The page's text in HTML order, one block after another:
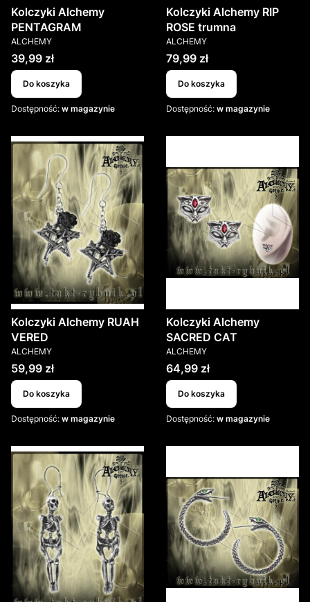
Kolczyki Alchemy
PENTAGRAM
PRODUCENT
ALCHEMY
Cena
39,99 zł
Do koszyka
Dostępność: w magazynie
Kolczyki Alchemy RIP
ROSE trumna
PRODUCENT
ALCHEMY
Cena
79,99 zł
Do koszyka
Dostępność: w magazynie
Kolczyki Alchemy RUAH
VERED
PRODUCENT
ALCHEMY
Cena
59,99 zł
Do koszyka
Dostępność: w magazynie
Kolczyki Alchemy
SACRED CAT
PRODUCENT
ALCHEMY
Cena
64,99 zł
Do koszyka
Dostępność: w magazynie